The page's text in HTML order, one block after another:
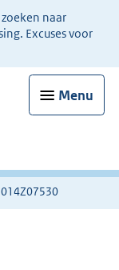
naar
Excuses voor
Menu